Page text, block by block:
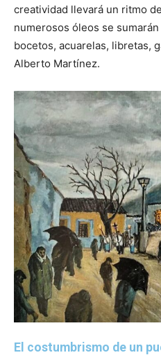
creatividad llevará un ritmo
numerosos óleos se
bocetos, acuarelas, libretas,
Alberto Martínez.
El costumbrismo de un